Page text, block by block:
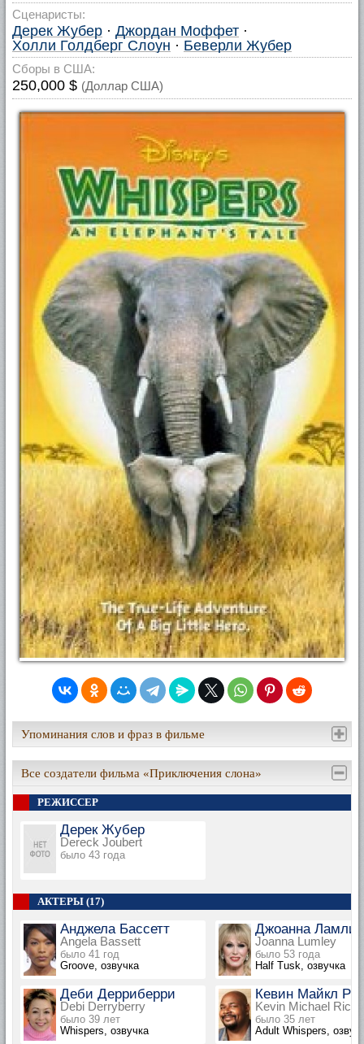
Сценаристы:
Дерек Жубер · Джордан Моффет ·
Холли Голдберг Слоун · Беверли Жубер
Сборы в США:
250,000 $ (Доллар США)
Упоминания слов и фраз в фильме
Все создатели фильма «Приключения слона»
РЕЖИССЕР
Дерек Жубер
Dereck Joubert
было 43 года
АКТЕРЫ (17)
Анджела Бассетт
Angela Bassett
было 41 год
Groove, озвучка
Джоанна Ламли
Joanna Lumley
было 53 года
Half Tusk, озвучка
Деби Дерриберри
Debi Derryberry
было 39 лет
Whispers, озвучка
Кевин Майкл
Kevin Michael
было 35 лет
Adult Whispers,